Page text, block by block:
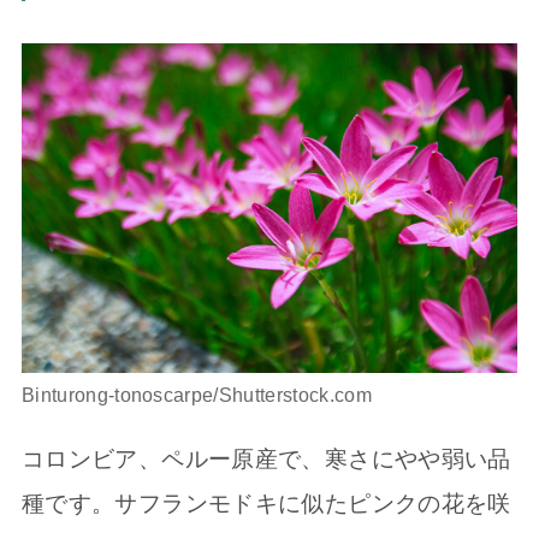
Binturong-tonoscarpe/Shutterstock.com
コロンビア、ペルー原産で、寒さにやや弱い品
種です。サフランモドキに似たピンクの花を咲